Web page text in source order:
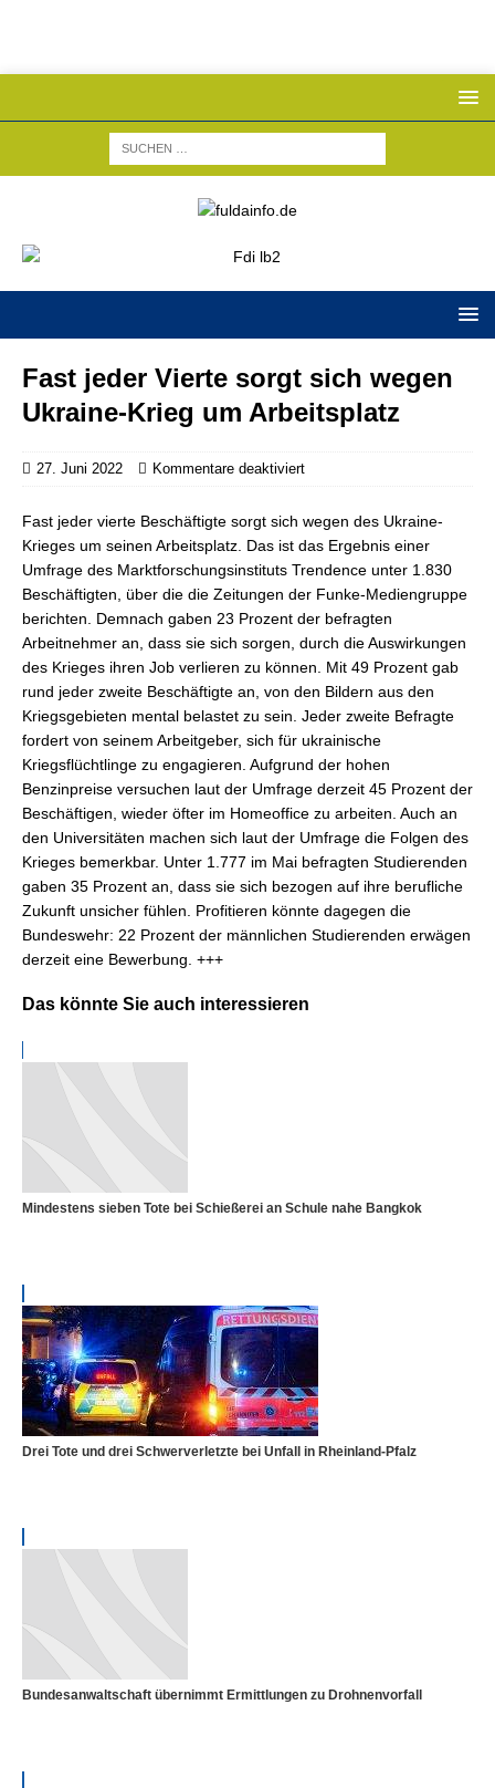
Fast jeder Vierte sorgt sich wegen
Ukraine-Krieg um Arbeitsplatz
27. Juni 2022 Kommentare deaktiviert
Fast jeder vierte Beschäftigte sorgt sich wegen des Ukraine-
Krieges um seinen Arbeitsplatz. Das ist das Ergebnis einer
Umfrage des Marktforschungsinstituts Trendence unter 1.830
Beschäftigten, über die die Zeitungen der Funke-Mediengruppe
berichten. Demnach gaben 23 Prozent der befragten
Arbeitnehmer an, dass sie sich sorgen, durch die Auswirkungen
des Krieges ihren Job verlieren zu können. Mit 49 Prozent gab
rund jeder zweite Beschäftigte an, von den Bildern aus den
Kriegsgebieten mental belastet zu sein. Jeder zweite Befragte
fordert von seinem Arbeitgeber, sich für ukrainische
Kriegsflüchtlinge zu engagieren. Aufgrund der hohen
Benzinpreise versuchen laut der Umfrage derzeit 45 Prozent der
Beschäftigen, wieder öfter im Homeoffice zu arbeiten. Auch an
den Universitäten machen sich laut der Umfrage die Folgen des
Krieges bemerkbar. Unter 1.777 im Mai befragten Studierenden
gaben 35 Prozent an, dass sie sich bezogen auf ihre berufliche
Zukunft unsicher fühlen. Profitieren könnte dagegen die
Bundeswehr: 22 Prozent der männlichen Studierenden erwägen
derzeit eine Bewerbung. +++
Das könnte Sie auch interessieren
Mindestens sieben Tote bei Schießerei an Schule nahe Bangkok
Drei Tote und drei Schwerverletzte bei Unfall in Rheinland-Pfalz
Bundesanwaltschaft übernimmt Ermittlungen zu Drohnenvorfall